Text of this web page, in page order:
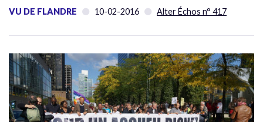
VU DE FLANDRE 10-02-2016 Alter Échos n° 417